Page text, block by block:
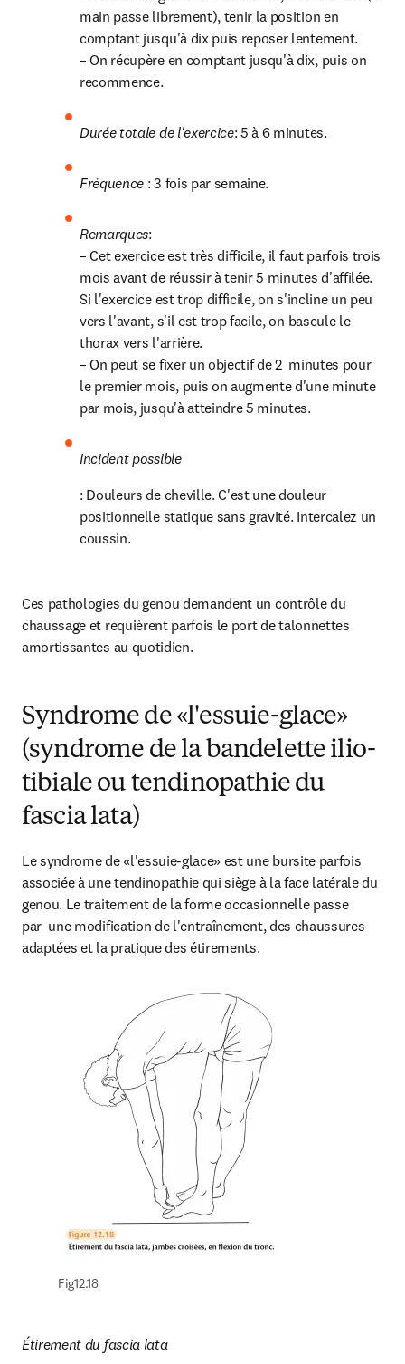
main passe librement), tenir la position en
comptant jusqu'à dix puis reposer lentement.
– On récupère en comptant jusqu'à dix, puis on
recommence.
Durée totale de l'exercice: 5 à 6 minutes.
Fréquence : 3 fois par semaine.
Remarques:
– Cet exercice est très difficile, il faut parfois trois
mois avant de réussir à tenir 5 minutes d'affilée.
Si l'exercice est trop difficile, on s'incline un peu
vers l'avant, s'il est trop facile, on bascule le
thorax vers l'arrière.
– On peut se fixer un objectif de 2  minutes pour
le premier mois, puis on augmente d'une minute
par mois, jusqu'à atteindre 5 minutes.
Incident possible
: Douleurs de cheville. C'est une douleur
positionnelle statique sans gravité. Intercalez un
coussin.
Ces pathologies du genou demandent un contrôle du
chaussage et requièrent parfois le port de talonnettes
amortissantes au quotidien.
Syndrome de «l'essuie-glace»
(syndrome de la bandelette ilio-
tibiale ou tendinopathie du
fascia lata)
Le syndrome de «l'essuie-glace» est une bursite parfois
associée à une tendinopathie qui siège à la face latérale du
genou. Le traitement de la forme occasionnelle passe
par  une modification de l'entraînement, des chaussures
adaptées et la pratique des étirements.
Fig12.18
Étirement du fascia lata